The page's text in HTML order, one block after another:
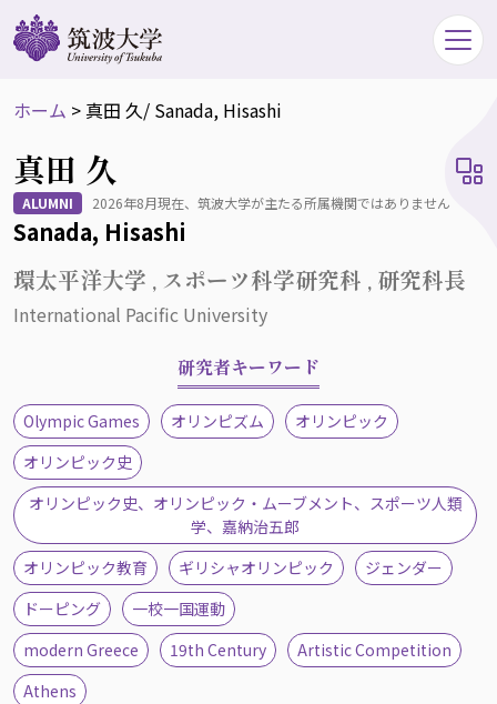
ホーム >真田 久/ Sanada, Hisashi
真田 久
ALUMNI 2026年8月現在、筑波大学が主たる所属機関ではありません
Sanada, Hisashi
環太平洋大学 , スポーツ科学研究科 , 研究科長
International Pacific University
研究者キーワード
Olympic Games オリンピズム
オリンピック
オリンピック史
オリンピック史、オリンピック・ムーブメント、スポーツ人類
学、嘉納治五郎
オリンピック教育
ギリシャオリンピック
ジェンダー
ドーピング
一校一国運動
modern Greece
19th Century
Artistic Competition
Athens